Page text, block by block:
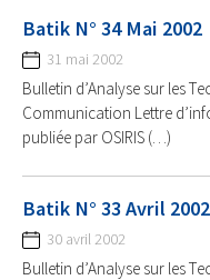
Batik N° 34 Mai 2002
31 mai 2002
Bulletin d’Analyse sur les
Communication Lettre
publiée par OSIRIS (…)
Batik N° 33 Avril 2002
30 avril 2002
Bulletin d’Analyse sur les